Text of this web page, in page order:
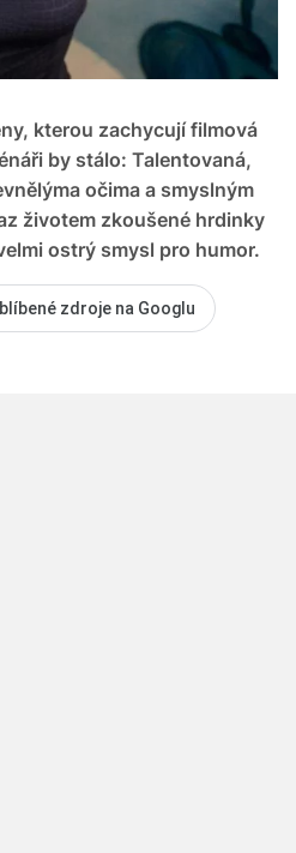
kterou zachycují filmová
by stálo: Talentovaná,
očima a smyslným
životem zkoušené hrdinky
ostrý smysl pro humor.
zdroje na Googlu